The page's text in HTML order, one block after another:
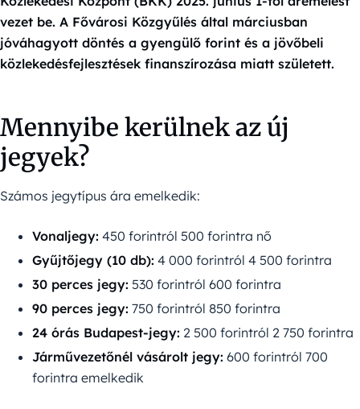
vezet be. A Fővárosi Közgyűlés által márciusban
jóváhagyott döntés a gyengülő forint és a jövőbeli
közlekedésfejlesztések finanszírozása miatt született.
Mennyibe kerülnek az új
jegyek?
Számos jegytípus ára emelkedik:
Vonaljegy: 450 forintról 500 forintra nő
Gyűjtőjegy (10 db): 4 000 forintról 4 500 forintra
30 perces jegy: 530 forintról 600 forintra
90 perces jegy: 750 forintról 850 forintra
24 órás Budapest-jegy: 2 500 forintról 2 750 forintra
Járművezetőnél vásárolt jegy: 600 forintról 700
forintra emelkedik